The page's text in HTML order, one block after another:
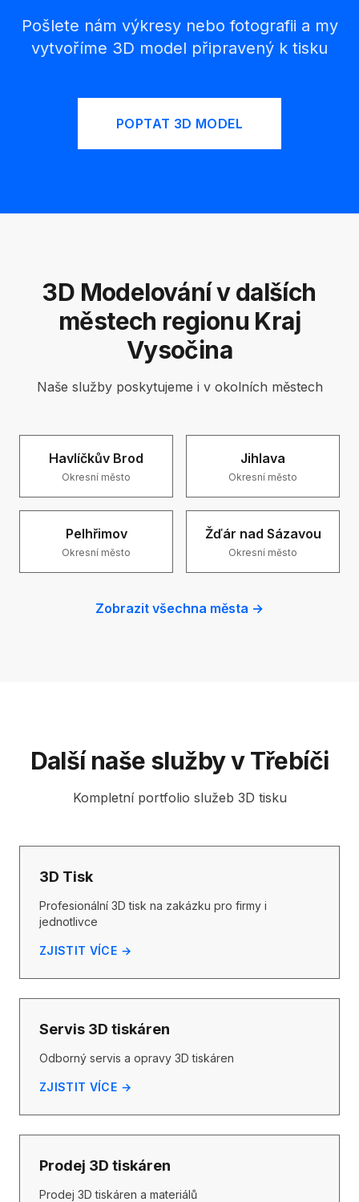
Pošlete nám výkresy nebo fotografii a my
vytvoříme 3D model připravený k tisku
POPTAT 3D MODEL
3D Modelování v dalších
městech regionu Kraj
Vysočina
Naše služby poskytujeme i v okolních městech
Havlíčkův Brod
Okresní město
Jihlava
Okresní město
Pelhřimov
Okresní město
Žďár nad Sázavou
Okresní město
Zobrazit všechna města →
Další naše služby v Třebíči
Kompletní portfolio služeb 3D tisku
3D Tisk
Profesionální 3D tisk na zakázku pro firmy i
jednotlivce
ZJISTIT VÍCE →
Servis 3D tiskáren
Odborný servis a opravy 3D tiskáren
ZJISTIT VÍCE →
Prodej 3D tiskáren
Prodej 3D tiskáren a materiálů